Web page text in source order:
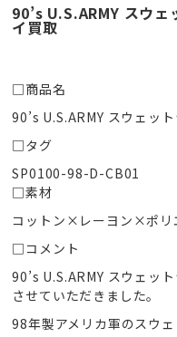
90’s U.S.ARMY スウ
イ買取
□商品名
90’s U.S.ARMY スウェッ
□タグ
SP0100-98-D-CB01
□素材
コットン×レーヨン×ポリ
□コメント
90’s U.S.ARMY スウェッ
させていただきました。
98年製アメリカ軍のスウェ